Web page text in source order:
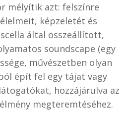
mélyítik azt: felszínre
képzeletét és
által összeállított,
soundscape (egy
művészetben olyan
épít fel egy tájat vagy
hozzájárulva az
megteremtéséhez.